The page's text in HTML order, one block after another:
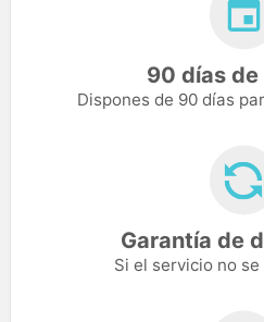
90 días
Dispones de 90 días
Garantía de
Si el servicio no